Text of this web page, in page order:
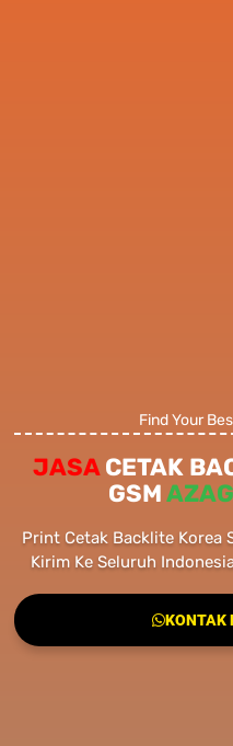
Find Your
JASACETAK
GSM
Print Cetak Backlite Korea
Kirim Ke Seluruh
KONTAK